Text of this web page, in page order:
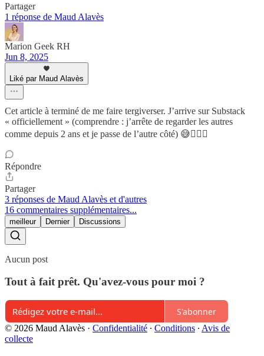
Partager
1 réponse de Maud Alavès
Marion Geek RH
Jun 8, 2025
Liké par Maud Alavès
Cet article à terminé de me faire tergiverser. J’arrive sur Substack
« officiellement » (comprendre : j’arrête de regarder les autres
comme depuis 2 ans et je passe de l’autre côté) 😅❤️‍🔥🍿
Répondre
Partager
3 réponses de Maud Alavès et d'autres
16 commentaires supplémentaires...
meilleur Dernier Discussions
Aucun post
Tout à fait prêt. Qu'avez-vous pour moi ?
S'abonner
© 2026 Maud Alavès · Confidentialité ∙ Conditions ∙ Avis de
collecte